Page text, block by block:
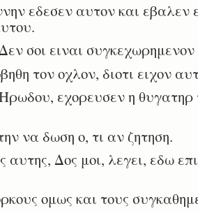
εδεσεν αυτον και
σοι ειναι
τον οχλον, διοτι ειχον
εχορευσεν η
να δωση ο, τι αν ζητηση.
Δος μοι, λεγει, εδω
ομως και τους